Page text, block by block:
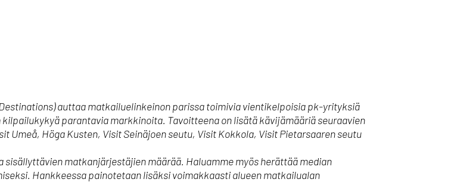
auttaa matkailuelinkeinon parissa toimivia vientikelpoisia pk-yrityksiä
parantavia markkinoita. Tavoitteena on lisätä kävijämääriä seuraavien
Umeå, Höga Kusten, Visit Seinäjoen seutu, Visit Kokkola, Visit Pietarsaaren seutu
matkanjärjestäjien määrää. Haluamme myös herättää median
Hankkeessa painotetaan lisäksi voimakkaasti alueen matkailualan